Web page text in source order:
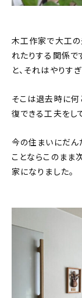
木工作家で大工の
れたりする関係で
と、それはやりす
そこは退去時に何
復できる工夫をし
今の住まいにだん
ことならこのまま
家になりました。